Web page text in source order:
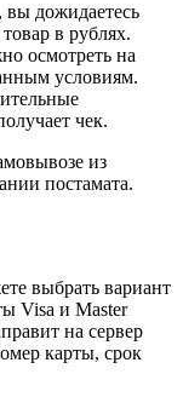
дожидаетесь
в рублях.
осмотреть на
условиям.
чек.
из
постамата.
выбрать вариант
Visa и Master
на сервер
карты, срок